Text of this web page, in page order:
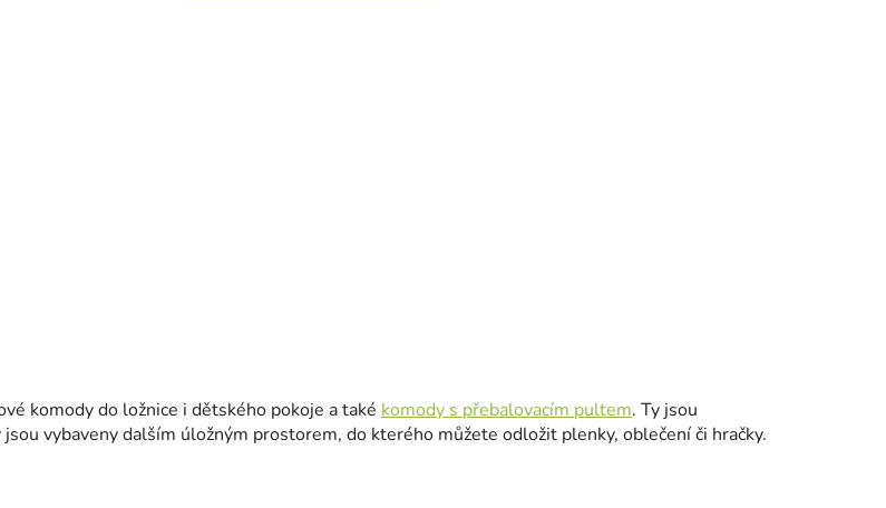
komody do ložnice i dětského pokoje a také komody s přebalovacím pultem. Ty jsou
vybaveny dalším úložným prostorem, do kterého můžete odložit plenky, oblečení či hračky.